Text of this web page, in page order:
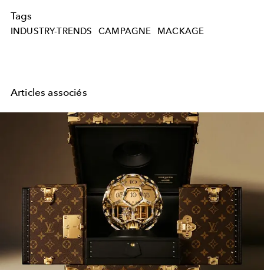
Tags
INDUSTRY-TRENDS CAMPAGNE MACKAGE
Articles associés